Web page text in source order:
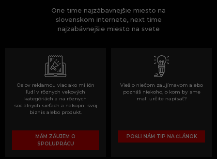
One time najzábavnejšie miesto na
slovenskom internete, next time
najzabávnejšie miesto na svete
Oslov reklamou viac ako milión
ľudí v rôznych vekových
kategóriách a na rôznych
sociálnych sieťach a nakopni svoj
biznis alebo produkt.
MÁM ZÁUJEM O
SPOLUPRÁCU
Vieš o niečom zaujímavom alebo
poznáš niekoho, o kom by sme
mali určite napísať?
POŠLI NÁM TIP NA ČLÁNOK